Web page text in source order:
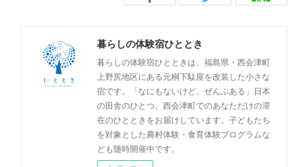
暮らしの体験宿ひととき
暮らしの体験宿ひとときは、福島県・西会津町
上野尻地区にある元桐下駄屋を改装した小さな
宿です。「なにもないけど、ぜんぶある」日本
の田舎のひとつ、西会津町でのあなただけの滞
在のひとときをお届けしています。子どもたち
を対象とした農村体験・食育体験プログラムな
ども随時開催中です。